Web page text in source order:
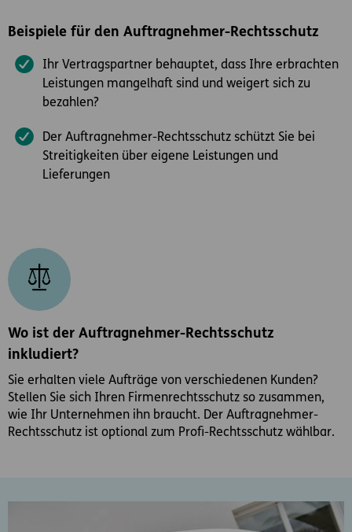
Beispiele für den Auftragnehmer-Rechtsschutz
Ihr Vertragspartner behauptet, dass Ihre erbrachten
Leistungen mangelhaft sind und weigert sich zu
bezahlen?
Der Auftragnehmer-Rechtsschutz schützt Sie bei
Streitigkeiten über eigene Leistungen und
Lieferungen
Wo ist der Auftragnehmer-Rechtsschutz
inkludiert?
Sie erhalten viele Aufträge von verschiedenen Kunden?
Stellen Sie sich Ihren Firmenrechtsschutz so zusammen,
wie Ihr Unternehmen ihn braucht. Der Auftragnehmer-
Rechtsschutz ist optional zum Profi-Rechtsschutz wählbar.